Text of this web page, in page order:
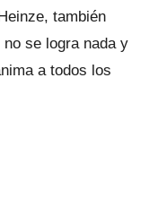
también
se logra nada y
a todos los